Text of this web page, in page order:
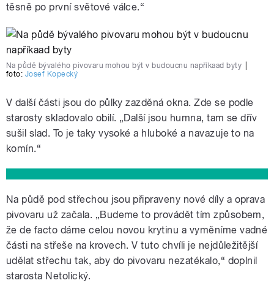
těsně po první světové válce.“
Na půdě bývalého pivovaru mohou být v budoucnu napříkaad byty
foto: Josef Kopecký
V další části jsou do půlky zazděná okna. Zde se podle
starosty skladovalo obilí. „Další jsou humna, tam se dřív
sušil slad. To je taky vysoké a hluboké a navazuje to na
komín.“
Na půdě pod střechou jsou připraveny nové díly a oprava
pivovaru už začala. „Budeme to provádět tím způsobem,
že de facto dáme celou novou krytinu a vyměníme vadné
části na střeše na krovech. V tuto chvíli je nejdůležitější
udělat střechu tak, aby do pivovaru nezatékalo,“ doplnil
starosta Netolický.